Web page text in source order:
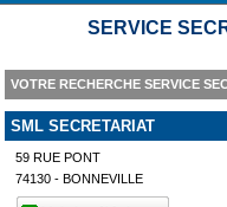
SERVICE
VOTRE RECHERCHE SERVICE
SML SECRETARIAT
59 RUE PONT
74130 - BONNEVILLE